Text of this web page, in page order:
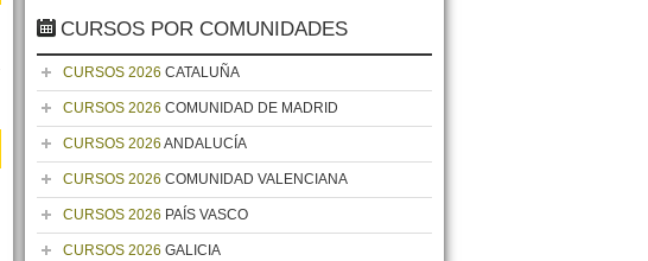
CURSOS POR COMUNIDADES
CURSOS 2026 CATALUÑA
CURSOS 2026 COMUNIDAD DE MADRID
CURSOS 2026 ANDALUCÍA
CURSOS 2026 COMUNIDAD VALENCIANA
CURSOS 2026 PAÍS VASCO
CURSOS 2026 GALICIA